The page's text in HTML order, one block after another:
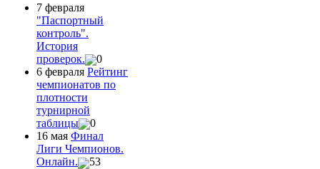
7 февраля
"Паспортный
контроль".
История
проверок.
0
6 февраля Рейтинг
чемпионатов по
плотности
турнирной
таблицы
0
16 мая Финал
Лиги Чемпионов.
Онлайн.
53